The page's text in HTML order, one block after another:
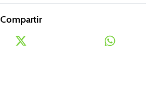
Compartir